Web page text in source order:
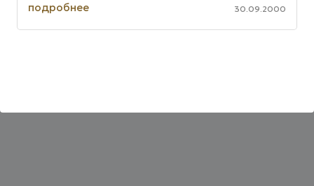
...
подробнее 30.09.2000